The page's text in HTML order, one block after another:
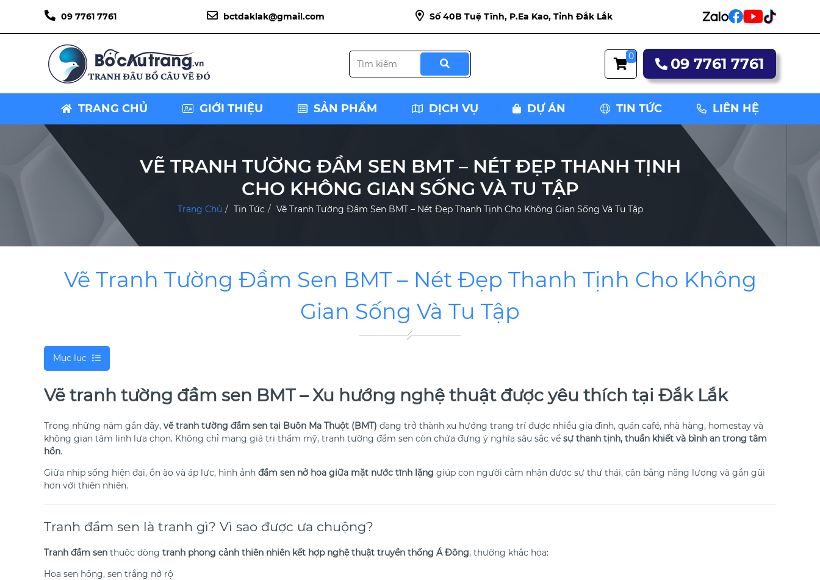
09 7761 7761 bctdaklak@gmail.com Số 40B Tuệ Tĩnh, P.Ea Kao, Tỉnh Đắk Lắk
0 09 7761 7761
TRANG CHỦ GIỚI THIỆU SẢN PHẨM DỊCH VỤ DỰ ÁN TIN TỨC LIÊN HỆ
Trang Chủ Tin Tức Vẽ Tranh Tường Đầm Sen BMT – Nét Đẹp Thanh Tịnh Cho Không Gian Sống Và Tu Tập
VẼ TRANH TƯỜNG ĐẦM SEN BMT – NÉT ĐẸP THANH TỊNH
CHO KHÔNG GIAN SỐNG VÀ TU TẬP
Vẽ Tranh Tường Đầm Sen BMT – Nét Đẹp Thanh Tịnh Cho Không
Gian Sống Và Tu Tập
Mục lục
Vẽ tranh tường đầm sen BMT – Xu hướng nghệ thuật được yêu thích tại Đắk Lắk
Trong những năm gần đây, vẽ tranh tường đầm sen tại Buôn Ma Thuột (BMT) đang trở thành xu hướng trang trí được nhiều gia đình, quán café, nhà hàng, homestay và
không gian tâm linh lựa chọn. Không chỉ mang giá trị thẩm mỹ, tranh tường đầm sen còn chứa đựng ý nghĩa sâu sắc về sự thanh tịnh, thuần khiết và bình an trong tâm
hồn.
Giữa nhịp sống hiện đại, ồn ào và áp lực, hình ảnh đầm sen nở hoa giữa mặt nước tĩnh lặng giúp con người cảm nhận được sự thư thái, cân bằng năng lượng và gần gũi
hơn với thiên nhiên.
Tranh đầm sen là tranh gì? Vì sao được ưa chuộng?
Tranh đầm sen thuộc dòng tranh phong cảnh thiên nhiên kết hợp nghệ thuật truyền thống Á Đông, thường khắc họa:
Hoa sen hồng, sen trắng nở rộ